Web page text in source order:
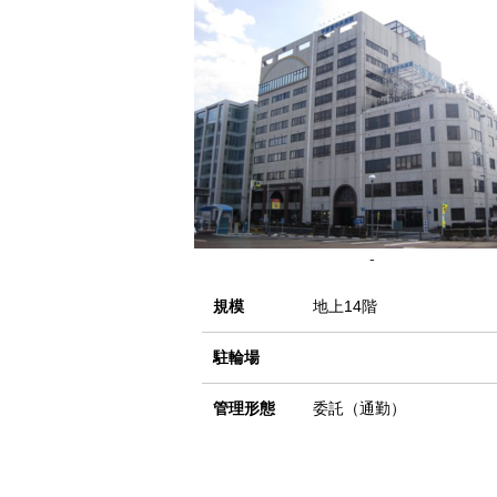
-
規模 地上14階
駐輪場
管理形態 委託（通勤）